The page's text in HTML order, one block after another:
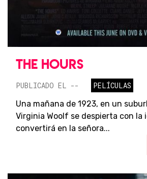
THE HOURS
PUBLICADO EL --
PELÍCULAS
Una mañana de 1923, en un
Virginia Woolf se despierta con la
convertirá en la señora...